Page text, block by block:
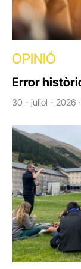
OPINIÓ
Error
30 - juliol - 2026